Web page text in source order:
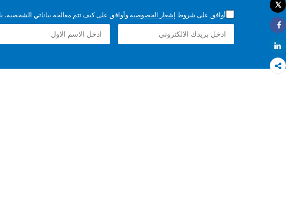
طباعة
Tweet
Share
Share
أوافق على شروط إشعار الخصوصية وأوافق على كيف تتم معالجة بياناتي الشخصية،